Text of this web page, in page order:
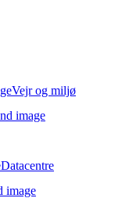
Vejr og miljø
Datacentre